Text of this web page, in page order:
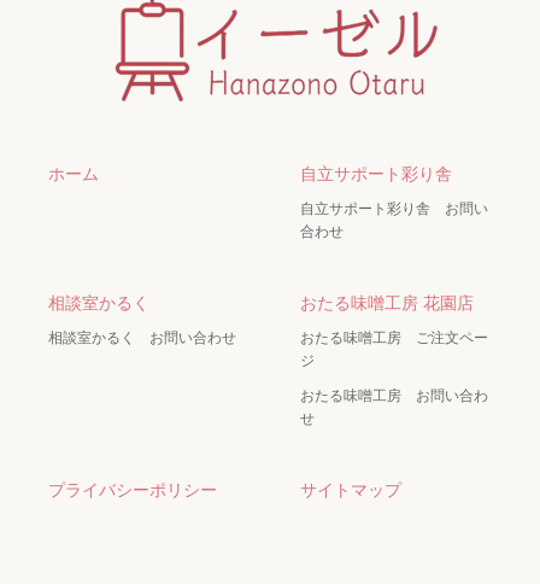
ホーム 自立サポート彩り舎
自立サポート彩り舎 お問い
合わせ
相談室かるく
相談室かるく お問い合わせ
おたる味噌工房 花園店
おたる味噌工房 ご注文ペー
ジ
おたる味噌工房 お問い合わ
せ
プライバシーポリシー サイトマップ